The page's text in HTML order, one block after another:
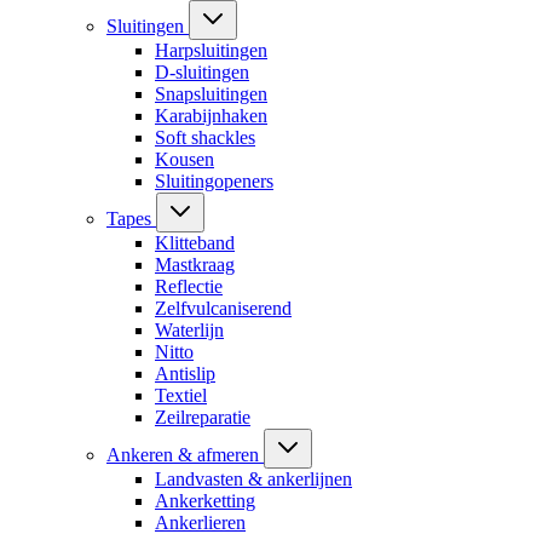
Sluitingen
Harpsluitingen
D-sluitingen
Snapsluitingen
Karabijnhaken
Soft shackles
Kousen
Sluitingopeners
Tapes
Klitteband
Mastkraag
Reflectie
Zelfvulcaniserend
Waterlijn
Nitto
Antislip
Textiel
Zeilreparatie
Ankeren & afmeren
Landvasten & ankerlijnen
Ankerketting
Ankerlieren